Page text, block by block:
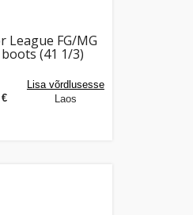
League FG/MG
(41 1/3)
Lisa võrdlusesse
Laos